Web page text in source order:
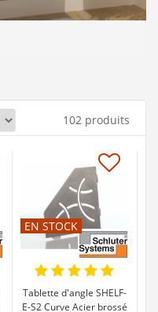
102 produits
EN STOCK
Tablette d'angle SHELF-
E-S2 Curve Acier brossé